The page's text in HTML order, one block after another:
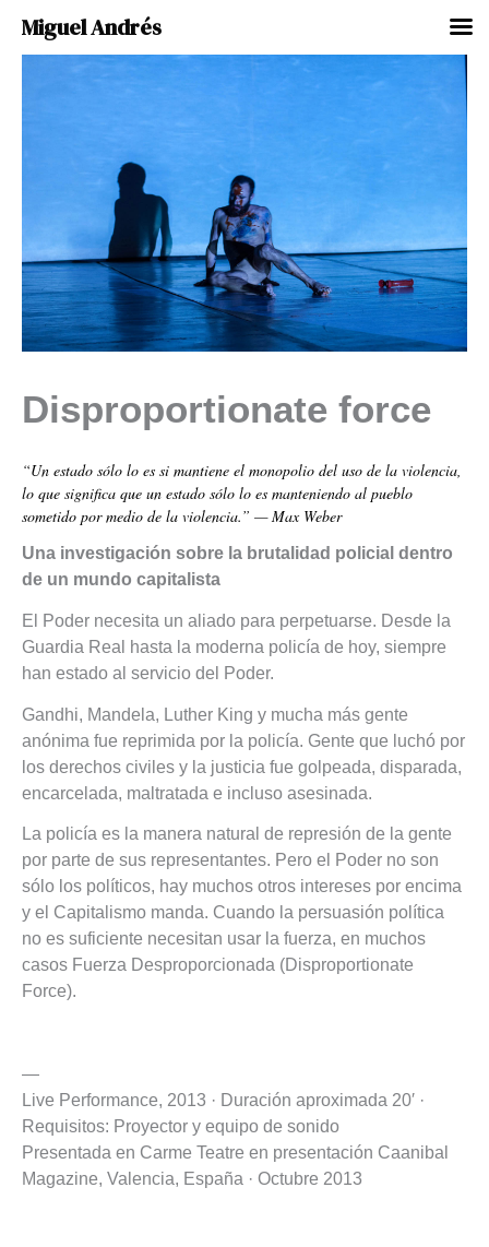
Disproportionate force
“Un estado sólo lo es si mantiene el monopolio del uso de la violencia,
lo que significa que un estado sólo lo es manteniendo al pueblo
sometido por medio de la violencia.” — Max Weber
Una investigación sobre la brutalidad policial dentro
de un mundo capitalista
El Poder necesita un aliado para perpetuarse. Desde la
Guardia Real hasta la moderna policía de hoy, siempre
han estado al servicio del Poder.
Gandhi, Mandela, Luther King y mucha más gente
anónima fue reprimida por la policía. Gente que luchó por
los derechos civiles y la justicia fue golpeada, disparada,
encarcelada, maltratada e incluso asesinada.
La policía es la manera natural de represión de la gente
por parte de sus representantes. Pero el Poder no son
sólo los políticos, hay muchos otros intereses por encima
y el Capitalismo manda. Cuando la persuasión política
no es suficiente necesitan usar la fuerza, en muchos
casos Fuerza Desproporcionada (Disproportionate
Force).
—
Live Performance, 2013 · Duración aproximada 20′ ·
Requisitos: Proyector y equipo de sonido
Presentada en Carme Teatre en presentación Caanibal
Magazine, Valencia, España · Octubre 2013
Miguel Andrés